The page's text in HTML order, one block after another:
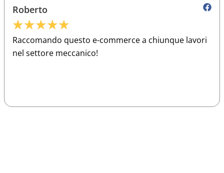
Roberto
★★★★★
Raccomando questo e-commerce a chiunque lavori
nel settore meccanico!